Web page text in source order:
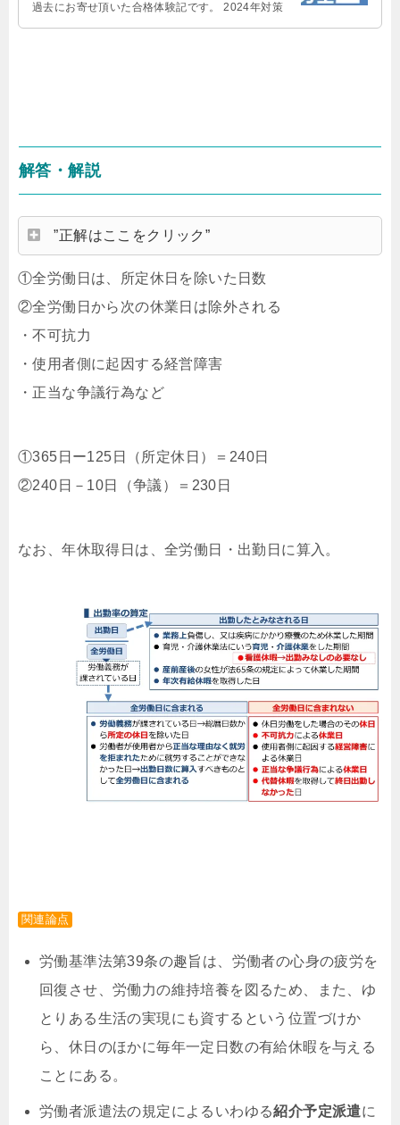
過去にお寄せ頂いた合格体験記です。 2024年対策
解答・解説
”正解はここをクリック”
①全労働日は、所定休日を除いた日数
②全労働日から次の休業日は除外される
・不可抗力
・使用者側に起因する経営障害
・正当な争議行為など
①365日ー125日（所定休日）＝240日
②240日－10日（争議）＝230日
なお、年休取得日は、全労働日・出勤日に算入。
関連論点
労働基準法第39条の趣旨は、労働者の心身の疲労を
回復させ、労働力の維持培養を図るため、また、ゆ
とりある生活の実現にも資するという位置づけか
ら、休日のほかに毎年一定日数の有給休暇を与える
ことにある。
労働者派遣法の規定によるいわゆる紹介予定派遣に